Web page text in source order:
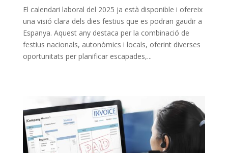
El calendari laboral del 2025 ja està disponible i ofereix
una visió clara dels dies festius que es podran gaudir a
Espanya. Aquest any destaca per la combinació de
festius nacionals, autonòmics i locals, oferint diverses
oportunitats per planificar escapades,...